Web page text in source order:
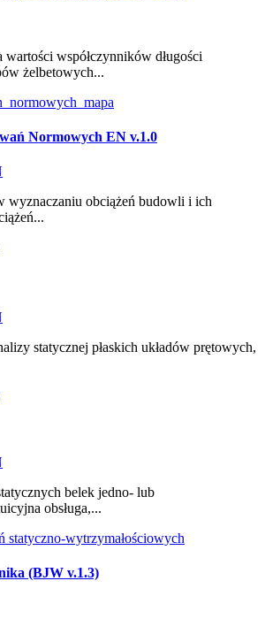
wartości współczynników długości
żelbetowych...
Normowych EN v.1.0
wyznaczaniu obciążeń budowli i ich
statycznej płaskich układów prętowych,
belek jedno- lub
obsługa,...
(BJW v.1.3)